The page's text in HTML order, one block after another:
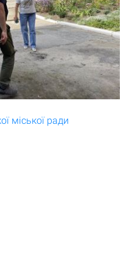
міської ради